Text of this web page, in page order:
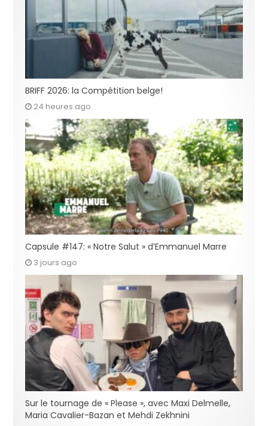
BRIFF 2026: la Compétition belge!
24 heures ago
Capsule #147: « Notre Salut » d’Emmanuel Marre
3 jours ago
Sur le tournage de « Please », avec Maxi Delmelle,
Maria Cavalier-Bazan et Mehdi Zekhnini